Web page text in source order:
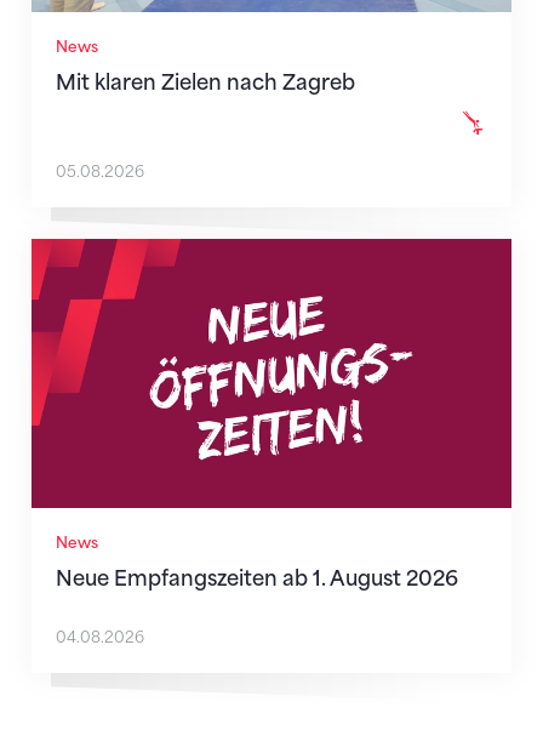
News
Mit klaren Zielen nach Zagreb
05.08.2026
News
Neue Empfangszeiten ab 1. August 2026
Neue Empfangszeiten ab 1. August 2026
04.08.2026